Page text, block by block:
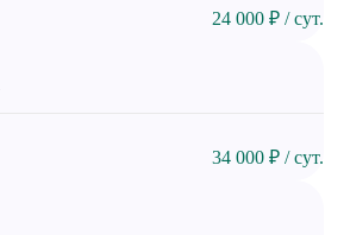
24 000 ₽ / сут.
34 000 ₽ / сут.